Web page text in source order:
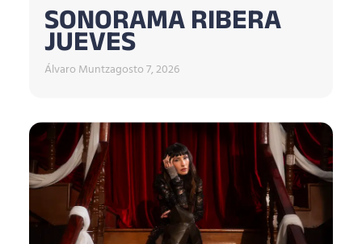
SONORAMA RIBERA
JUEVES
Álvaro Muntzagosto 7, 2026